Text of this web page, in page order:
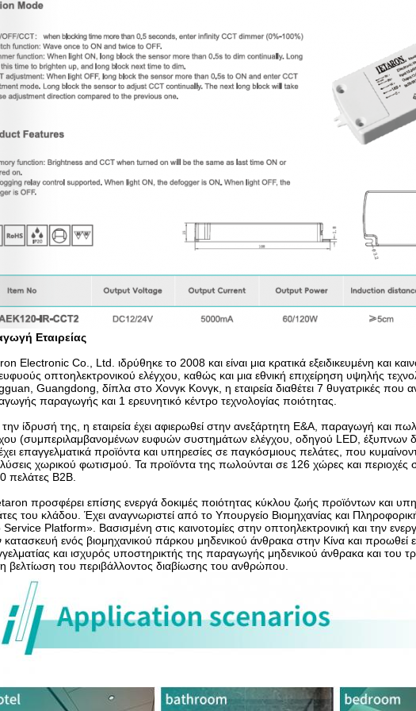
Εταιρείας
Electronic Co., Ltd. ιδρύθηκε το 2008 και είναι μια κρατικά εξειδικευμένη και
οπτοηλεκτρονικού ελέγχου, καθώς και μια εθνική επιχείρηση υψηλής
Guangdong, δίπλα στο Χονγκ Κονγκ, η εταιρεία διαθέτει 7 θυγατρικές που
παραγωγής και 1 ερευνητικό κέντρο τεχνολογίας ποιότητας.
ίδρυσή της, η εταιρεία έχει αφιερωθεί στην ανεξάρτητη Ε&Α, παραγωγή και
(συμπεριλαμβανομένων ευφυών συστημάτων ελέγχου, οδηγού LED, έξυπνων
επαγγελματικά προϊόντα και υπηρεσίες σε παγκόσμιους πελάτες, που
χωρικού φωτισμού. Τα προϊόντα της πωλούνται σε 126 χώρες και
πελάτες B2B.
προσφέρει επίσης ενεργά δοκιμές ποιότητας κύκλου ζωής προϊόντων και
του κλάδου. Έχει αναγνωριστεί από το Υπουργείο Βιομηχανίας και
Platform». Βασισμένη στις καινοτομίες στην οπτοηλεκτρονική και την
κατασκευή ενός βιομηχανικού πάρκου μηδενικού άνθρακα στην Κίνα και προωθεί
και ισχυρός υποστηρικτής της παραγωγής μηδενικού άνθρακα και του
βελτίωση του περιβάλλοντος διαβίωσης του ανθρώπου.